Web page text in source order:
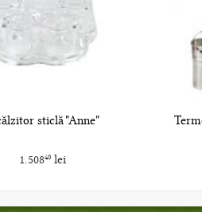
sticlă "Anne"
1.50840lei